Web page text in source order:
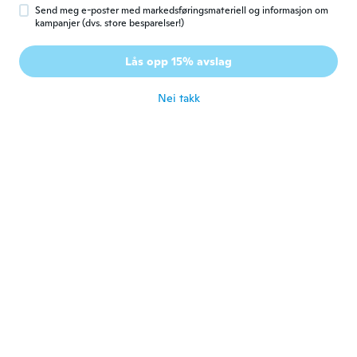
Encarni
Ble med i 2017 · 48 omtaler
Send meg e-poster med markedsføringsmateriell og informasjon om
kampanjer (dvs. store besparelser!)
Lås opp 15% avslag
Nei takk